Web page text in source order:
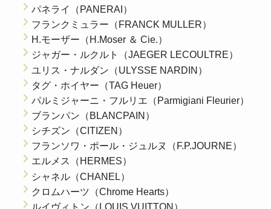
パネライ（PANERAI）
フランクミュラー（FRANCK MULLER）
H.モーザー（H.Moser ＆ Cie.）
ジャガー・ルクルト（JAEGER LECOULTRE）
ユリス・ナルダン（ULYSSE NARDIN）
タグ・ホイヤー（TAG Heuer）
パルミジャーニ・フルリエ（Parmigiani Fleurier）
ブランパン（BLANCPAIN）
シチズン（CITIZEN）
フランソワ・ポール・ジュルヌ（F.P.JOURNE）
エルメス（HERMES）
シャネル（CHANEL）
クロムハーツ（Chrome Hearts）
ルイヴィトン（LOUIS VUITTON）